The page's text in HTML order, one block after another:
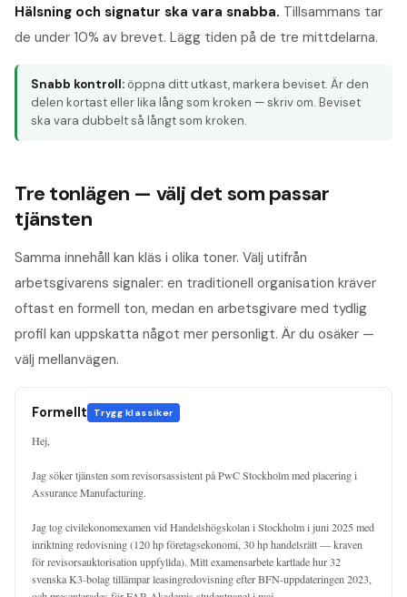
Hälsning och signatur ska vara snabba. Tillsammans tar
de under 10% av brevet. Lägg tiden på de tre mittdelarna.
Snabb kontroll: öppna ditt utkast, markera beviset. Är den
delen kortast eller lika lång som kroken — skriv om. Beviset
ska vara dubbelt så långt som kroken.
Tre tonlägen — välj det som passar
tjänsten
Samma innehåll kan kläs i olika toner. Välj utifrån
arbetsgivarens signaler: en traditionell organisation kräver
oftast en formell ton, medan en arbetsgivare med tydlig
profil kan uppskatta något mer personligt. Är du osäker —
välj mellanvägen.
Formellt Trygg klassiker
Hej,
Jag söker tjänsten som revisorsassistent på PwC Stockholm med placering i
Assurance Manufacturing.
Jag tog civilekonomexamen vid Handelshögskolan i Stockholm i juni 2025 med
inriktning redovisning (120 hp företagsekonomi, 30 hp handelsrätt — kraven
för revisorsauktorisation uppfyllda). Mitt examensarbete kartlade hur 32
svenska K3-bolag tillämpar leasingredovisning efter BFN-uppdateringen 2023,